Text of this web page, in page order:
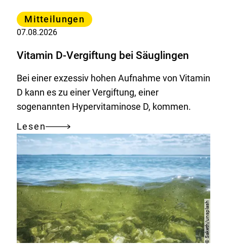
Kategorie
Mitteilungen
07.08.2026
Vitamin D-Vergiftung bei Säuglingen
Bei einer exzessiv hohen Aufnahme von Vitamin
D kann es zu einer Vergiftung, einer
sogenannten Hypervitaminose D, kommen.
Lesen
Vitamin
Vergiftung
bei
Säuglingen
©
Copyright
Saketh/unsplash